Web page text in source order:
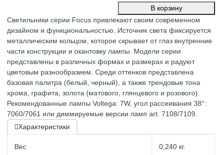
В корзину
Светильники серии Focus привлекают своим современном
дизайном и функциональностью. Источник света фиксируется
металлическим кольцом, которое скрывает от глаз внутренние
части конструкции и окантовку лампы. Модели серии
представлены в различных формах и размерах и радуют
цветовым разнообразием. Среди оттенков представлена
базовая палитра (белый, черный), а также трендовые тона
хрома, графита, золота (матового, глянцевого и розового).
Рекомендованные лампы Voltega: 7W, угол рассеивания 38°:
7060/7061 или диммируемые версии ламп art. 7108/7109.
Характеристики
Вес 0,240 кг.